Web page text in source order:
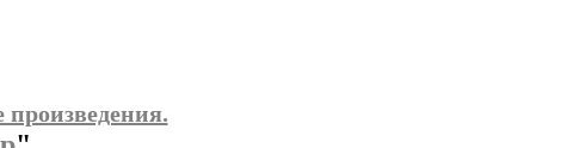
произведения.